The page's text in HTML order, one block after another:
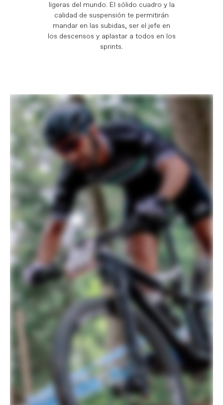
ligeras del mundo. El sólido cuadro y la
calidad de suspensión te permitirán
mandar en las subidas, ser el jefe en
los descensos y aplastar a todos en los
sprints.